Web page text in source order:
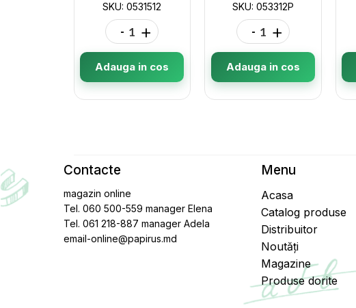
SKU: 0531512
- +
Adauga in cos
SKU: 053312P
- +
Adauga in cos
Contacte
magazin online
Tel. 060 500-559 manager Elena
Tel. 061 218-887 manager Adela
email-online@papirus.md
Menu
Acasa
Catalog produse
Distribuitor
Noutăți
Magazine
Produse dorite